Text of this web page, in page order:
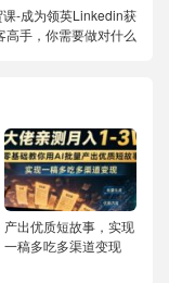
课-成为领英Linkedin获
高手，你需要做对什么
产出优质短故事，实现
一稿多吃多渠道变现